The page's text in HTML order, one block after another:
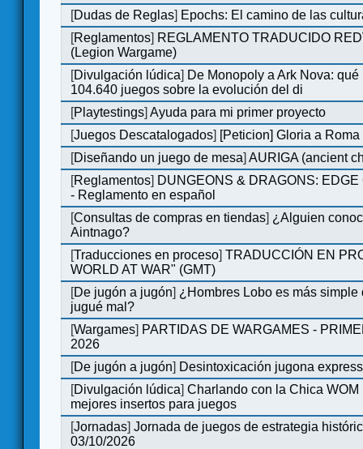
[Dudas de Reglas] Epochs: El camino de las
[Reglamentos] REGLAMENTO TRADUCIDO
(Legion Wargame)
[Divulgación lúdica] De Monopoly a Ark Nova:
104.640 juegos sobre la evolución del di
[Playtestings]Ayuda para mi primer proyecto
[Juegos Descatalogados] [Peticion] Gloria a Roma
[Diseñando un juego de mesa]AURIGA (ancient
[Reglamentos] DUNGEONS & DRAGONS:
- Reglamento en español
[Consultas de compras en tiendas] ¿Alguien
Aintnago?
[Traducciones en proceso]TRADUCCIÓN EN
WORLD AT WAR" (GMT)
[De jugón a jugón] ¿Hombres Lobo es más simple
jugué mal?
[Wargames] PARTIDAS DE WARGAMES -
2026
[De jugón a jugón] Desintoxicación jugona express
[Divulgación lúdica]Charlando con la Chica WOM
mejores insertos para juegos
[Jornadas]Jornada de juegos de estrategia
03/10/2026